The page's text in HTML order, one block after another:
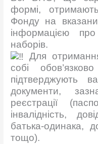
формі,
Фонду на
інформацією
наборів.
Для
собі
підтверджують
документи,
реєстрації
інвалідність,
батька-одинака,
тощо).